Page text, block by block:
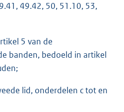
49.42, 50, 51.10, 53,
5 van de
banden, bedoeld in artikel
lid, onderdelen c tot en